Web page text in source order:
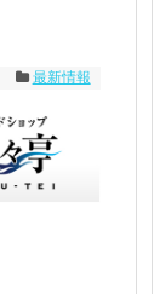
最新情報